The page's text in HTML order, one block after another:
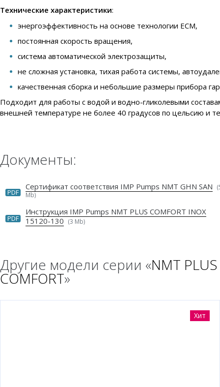
Технические характеристики:
энергоэффективность на основе технологии ECM,
постоянная скорость вращения,
система автоматической электрозащиты,
не сложная установка, тихая работа системы,
качественная сборка и небольшие размеры прибора
Подходит для работы с водой и водно-гликолевыми
внешней температуре не более 40 градусов по цельсию и
Документы:
PDF
Сертификат соответствия IMP Pumps NMT GHN SAN
Mb)
PDF
Инструкция IMP Pumps NMT PLUS COMFORT INOX
15120-130 (3 Mb)
Другие модели серии «NMT PLUS
COMFORT»
Хит